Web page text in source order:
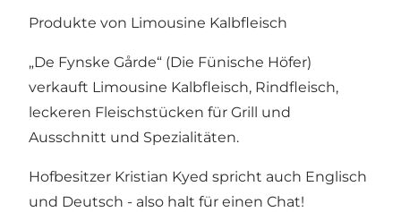
Produkte von Limousine Kalbfleisch
„De Fynske Gårde“ (Die Fünische Höfer)
verkauft Limousine Kalbfleisch, Rindfleisch,
leckeren Fleischstücken für Grill und
Ausschnitt und Spezialitäten.
Hofbesitzer Kristian Kyed spricht auch Englisch
und Deutsch - also halt für einen Chat!